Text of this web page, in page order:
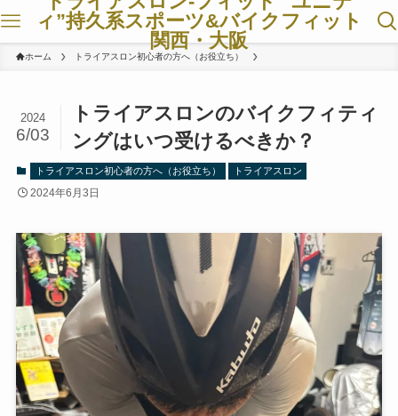
ィ”持久系スポーツ&バイクフィット
関西・大阪
ホーム トライアスロン初心者の方へ（お役立ち）
トライアスロンのバイクフィティ
ングはいつ受けるべきか？
2024
6/03
トライアスロン初心者の方へ（お役立ち） トライアスロン
2024年6月3日